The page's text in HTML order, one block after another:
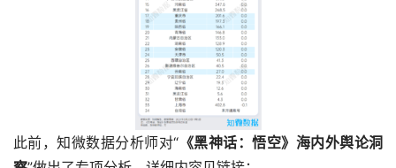
此前，知微数据分析师对“ 《黑神话：悟空》 海内外舆论洞